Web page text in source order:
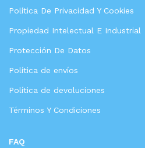
Política De Privacidad Y Cookies
Propiedad Intelectual E Industrial
Protección De Datos
Política de envíos
Política de devoluciones
Términos Y Condiciones
FAQ